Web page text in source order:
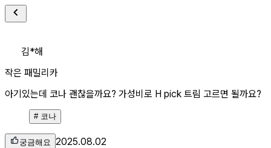
김*해
작은 패밀리카
아기있는데 코나 괜찮을까요? 가성비로 H pick 트림 고르면 될까요?
# 코나
궁금해요 2025.08.02